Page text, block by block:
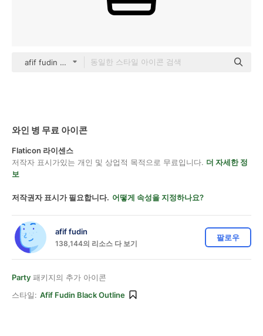
afif fudin black outline
와인 병 무료 아이콘
Flaticon 라이센스
저작자 표시가있는 개인 및 상업적 목적으로 무료입니다. 더 자세한 정
보
저작권자 표시가 필요합니다. 어떻게 속성을 지정하나요?
afif fudin
138,144의 리소스 다 보기
팔로우
Party 패키지의 추가 아이콘
스타일: Afif Fudin Black Outline